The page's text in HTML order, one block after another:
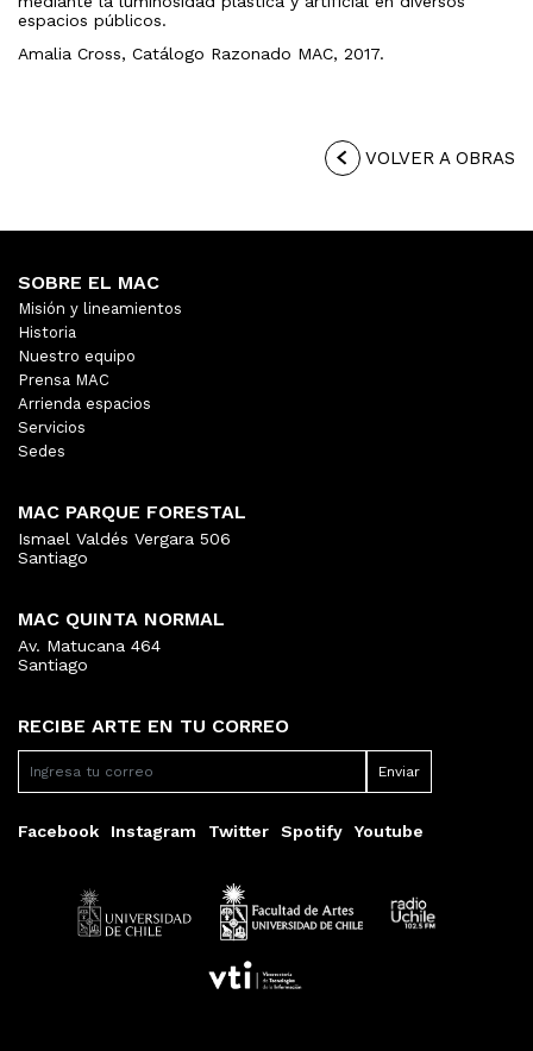
espacios públicos.
Amalia Cross, Catálogo Razonado MAC, 2017.
VOLVER A OBRAS
RECIBE ARTE EN TU CORREO
Facebook Instagram Twitter Spotify Youtube
SOBRE EL MAC
Misión y lineamientos
Historia
Nuestro equipo
Prensa MAC
Arrienda espacios
Servicios
Sedes
MAC PARQUE FORESTAL
Ismael Valdés Vergara 506
Santiago
MAC QUINTA NORMAL
Av. Matucana 464
Santiago